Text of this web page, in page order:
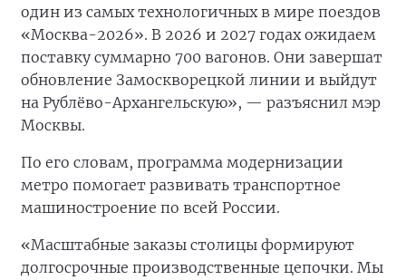
один из самых технологичных в мире поездов
«Москва-2026». В 2026 и 2027 годах ожидаем
поставку суммарно 700 вагонов. Они завершат
обновление Замоскворецкой линии и выйдут
на Рублёво-Архангельскую», — разъяснил мэр
Москвы.
По его словам, программа модернизации
метро помогает развивать транспортное
машиностроение по всей России.
«Масштабные заказы столицы формируют
долгосрочные производственные цепочки. Мы